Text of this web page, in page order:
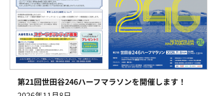
第21回世田谷246ハーフマラソンを開催します！